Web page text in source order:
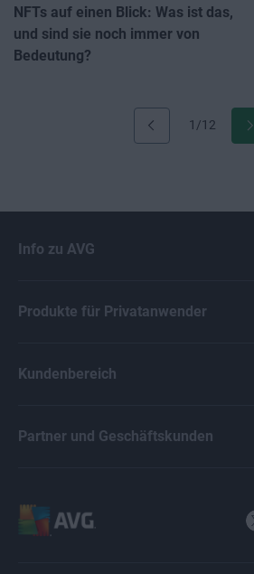
1/12
NFTs auf einen Blick: Was ist das,
und sind sie noch immer von
Bedeutung?
Info zu AVG
Produkte für Privatanwender
Kundenbereich
Partner und Geschäftskunden